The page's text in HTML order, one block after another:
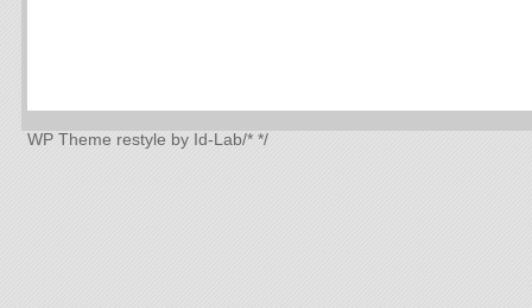
WP Theme restyle by Id-Lab/* */